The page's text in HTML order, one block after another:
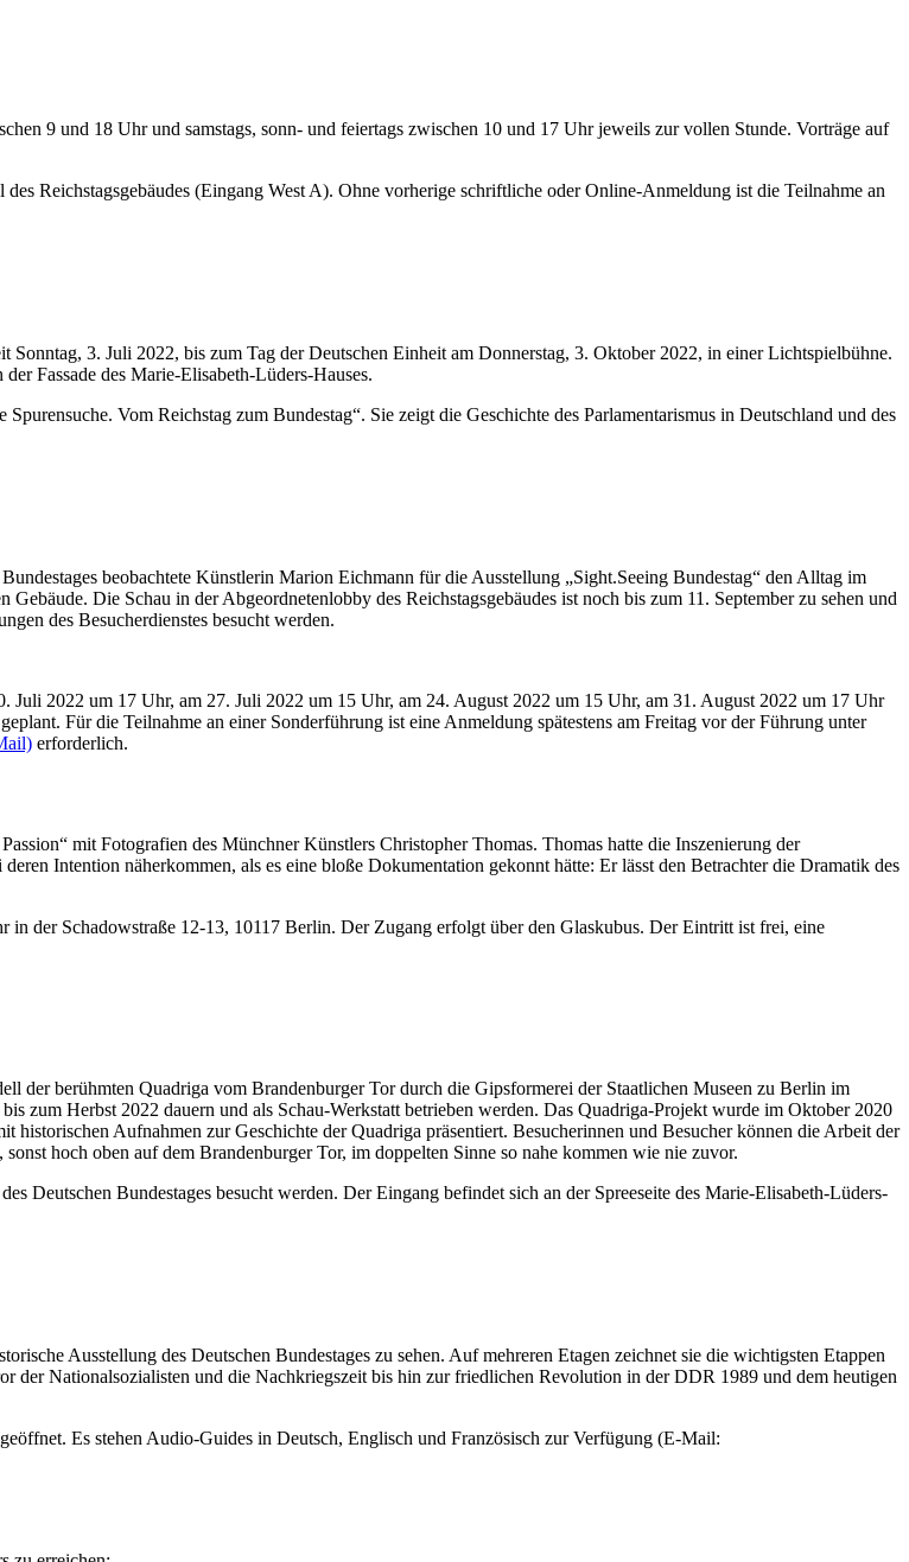
9 und 18 Uhr und samstags, sonn- und feiertags zwischen 10 und 17 Uhr jeweils zur vollen Stunde. Vorträge auf
Reichstagsgebäudes (Eingang West A). Ohne vorherige schriftliche oderOnline-Anmeldung ist die Teilnahme an
3. Juli 2022, bis zum Tag der Deutschen Einheit am Donnerstag, 3. Oktober 2022, in einer Lichtspielbühne.
Fassade des Marie-Elisabeth-Lüders-Hauses.
Vom Reichstag zum Bundestag“. Sie zeigt die Geschichte des Parlamentarismus in Deutschland und des
beobachtete Künstlerin Marion Eichmann für die Ausstellung „Sight.Seeing Bundestag“ den Alltag im
Die Schau in der Abgeordnetenlobby des Reichstagsgebäudes ist noch bis zum 11. September zu sehen und
des Besucherdienstes besucht werden.
Juli 2022 um 17 Uhr, am 27. Juli 2022 um 15 Uhr, am 24. August 2022 um 15 Uhr, am 31. August 2022 um 17 Uhr
Für die Teilnahme an einer Sonderführung ist eine Anmeldung spätestens am Freitag vor der Führung unter
erforderlich.
mit Fotografien des Münchner Künstlers Christopher Thomas. Thomas hatte die Inszenierung der
Intention näherkommen, als es eine bloße Dokumentation gekonnt hätte: Er lässt den Betrachter die Dramatik des
der Schadowstraße 12-13, 10117 Berlin. Der Zugang erfolgt über den Glaskubus. Der Eintritt ist frei, eine
der berühmten Quadriga vom Brandenburger Tor durch die Gipsformerei der Staatlichen Museen zu Berlin im
zum Herbst 2022 dauern und als Schau-Werkstatt betrieben werden. Das Quadriga-Projekt wurde im Oktober 2020
Aufnahmen zur Geschichte der Quadriga präsentiert. Besucherinnen und Besucher können die Arbeit der
hoch oben auf dem Brandenburger Tor, im doppelten Sinne so nahe kommen wie nie zuvor.
Deutschen Bundestages besucht werden. Der Eingang befindet sich an der Spreeseite des Marie-Elisabeth-Lüders-
Ausstellung des Deutschen Bundestages zu sehen. Auf mehreren Etagen zeichnet sie die wichtigsten Etappen
der Nationalsozialisten und die Nachkriegszeit bis hin zur friedlichen Revolution in der DDR 1989 und dem heutigen
Es stehen Audio-Guides in Deutsch, Englisch und Französisch zur Verfügung (E-Mail: